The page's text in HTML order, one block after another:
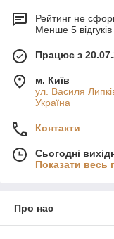
Рейтинг не
Менше 5 відгуків
Працює з
м. Київ
ул. Василя
Україна
Контакти
Сьогодні
Показати весь
Про нас